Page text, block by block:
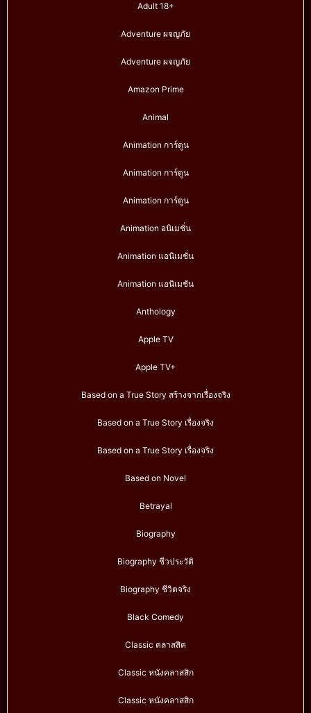
Adult 18+
Adventure ผจญภัย
Adventure ผจญภัย
Amazon Prime
Animal
Animation การ์ตูน
Animation การ์ตูน
Animation การ์ตูน
Animation อนิเมชั่น
Animation แอนิเมชั่น
Animation แอนิเมชัน
Anthology
Apple TV
Apple TV+
Based on a True Story สร้างจากเรื่องจริง
Based on a True Story เรื่องจริง
Based on a True Story เรื่องจริง
Based on Novel
Betrayal
Biography
Biography ชีวประวัติ
Biography ชีวิตจริง
Black Comedy
Classic คลาสสิค
Classic หนังคลาสสิก
Classic หนังคลาสสิก